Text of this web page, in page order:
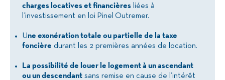
charges locatives et financières liées à
l’investissement en loi Pinel Outremer.
Une exonération totale ou partielle de la taxe
foncière durant les 2 premières années de location.
La possibilité de louer le logement à un ascendant
ou un descendant sans remise en cause de l’intérêt